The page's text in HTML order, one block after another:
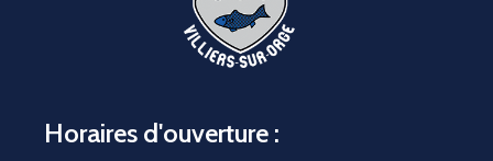
Horaires d'ouverture :